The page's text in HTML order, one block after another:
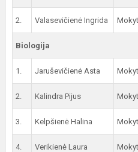
2. Valasevičienė Ingrida
Biologija
1. Jaruševičienė Asta
2. Kalindra Pijus
3. Kelpšienė Halina
4. Verikienė Laura